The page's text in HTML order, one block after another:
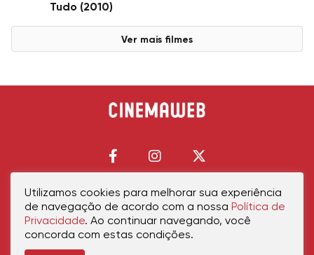
Tudo (2010)
Ver mais filmes
Início Política de PrivacidadePolítica de CookiesContatoSobre Nós
Utilizamos cookies para melhorar sua experiência
de navegação de acordo com a nossa Política de
Privacidade. Ao continuar navegando, você
concorda com estas condições.